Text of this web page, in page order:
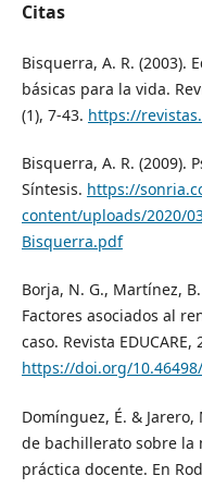
Citas
Bisquerra, A. R. (2003).
básicas para la vida.
(1), 7-43. https://
Bisquerra, A. R. (2009).
Síntesis. https://
content/uploads/2020/
Bisquerra.pdf
Borja, N. G., Martínez, B.
Factores asociados al
caso. Revista EDUCARE,
https://doi.org/
Domínguez, É. &
de bachillerato sobre la
práctica docente. En